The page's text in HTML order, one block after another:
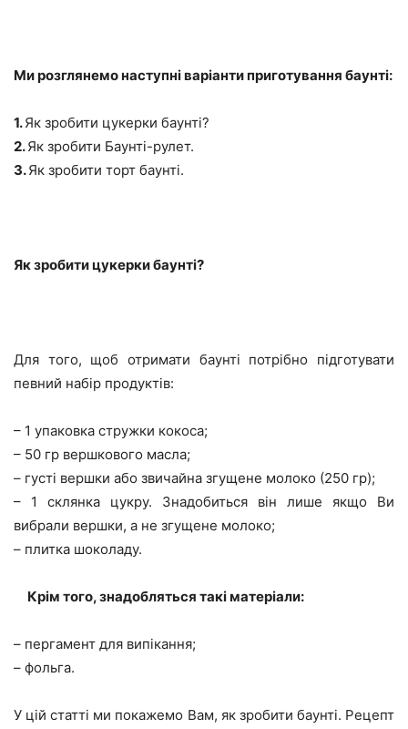
Ми розглянемо наступні варіанти приготування баунті:
1.Як зробити цукерки баунті?
2.Як зробити Баунті-рулет.
3.Як зробити торт баунті.
Як зробити цукерки баунті?
Для того, щоб отримати баунті потрібно підготувати
певний набір продуктів:
– 1 упаковка стружки кокоса;
– 50 гр вершкового масла;
– густі вершки або звичайна згущене молоко (250 гр);
– 1 склянка цукру. Знадобиться він лише якщо Ви
вибрали вершки, а не згущене молоко;
– плитка шоколаду.
Крім того, знадобляться такі матеріали:
– пергамент для випікання;
– фольга.
У цій статті ми покажемо Вам, як зробити баунті. Рецепт